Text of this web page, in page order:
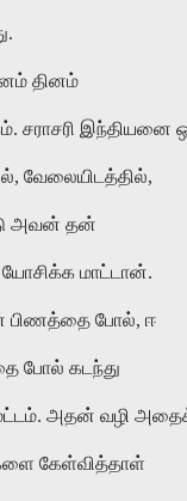
தினம்
சராசரி இந்தியனை
வேலையிடத்தில்,
அவன் தன்
மாட்டான்.
பிணத்தை போல், ஈ
போல் கடந்து
அதன் வழி
கேள்வித்தாள்